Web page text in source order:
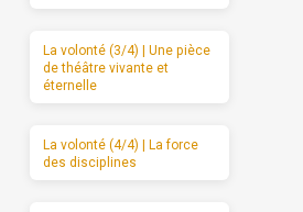
La volonté (3/4) | Une pièce
de théâtre vivante et
éternelle
La volonté (4/4) | La force
des disciplines